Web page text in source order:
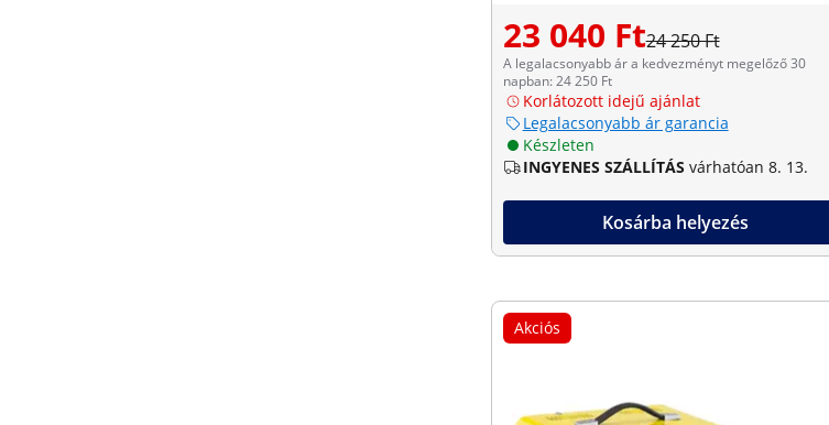
23 040 Ft24 250 Ft
A legalacsonyabb ár a kedvezményt megelőző 30
napban: 24 250 Ft
Korlátozott idejű ajánlat
Legalacsonyabb ár garancia
Készleten
INGYENES SZÁLLÍTÁS várhatóan 8. 13.
Kosárba helyezés
Akciós